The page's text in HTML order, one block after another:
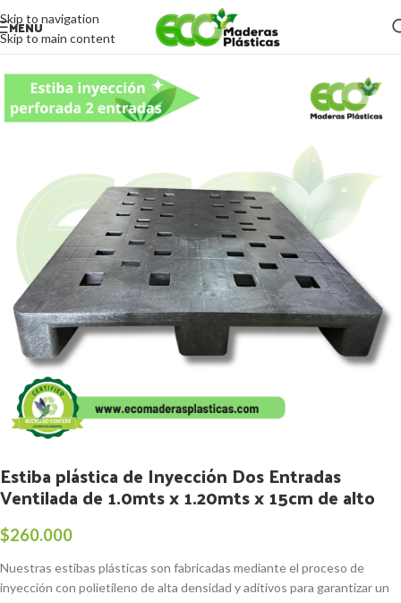
Skip to navigation
Skip to main content
MENU
Estiba plástica de Inyección Dos Entradas
Ventilada de 1.0mts x 1.20mts x 15cm de alto
$260.000
Nuestras estibas plásticas son fabricadas mediante el proceso de
inyección con polietileno de alta densidad y aditivos para garantizar un